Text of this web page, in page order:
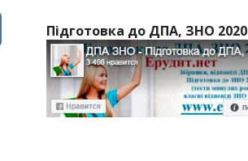
Підготовка до ДПА, ЗНО 2020